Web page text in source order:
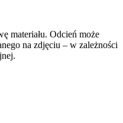
materiału. Odcień może
na zdjęciu – w zależności